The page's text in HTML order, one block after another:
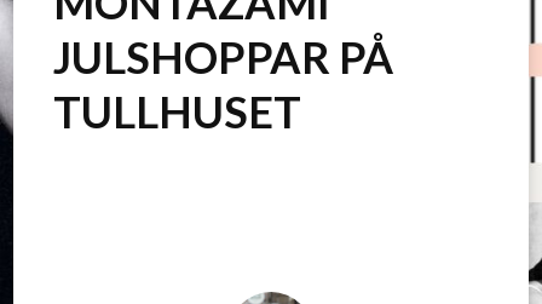
JULSHOPPAR PÅ
TULLHUSET